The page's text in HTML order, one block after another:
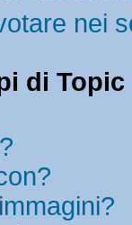
nei
di Topic